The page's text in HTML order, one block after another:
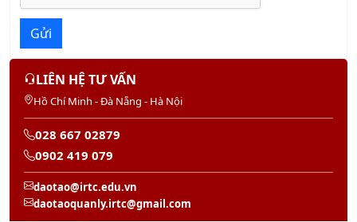
LIÊN HỆ TƯ VẤN
Hồ Chí Minh - Đà Nẵng - Hà Nội
028 667 02879
0902 419 079
daotaoquanly.irtc@gmail.com
KHÓA HỌC SẮP KHAI GIẢNG
Khóa Học HSE - Chuyên Viên An Toàn - Sức Khỏe
- Môi Trường